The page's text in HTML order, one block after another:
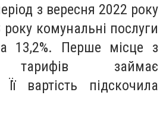
з вересня 2022 року
комунальні послуги
13,2%. Перше місце з
тарифів займає
Її вартість підскочила